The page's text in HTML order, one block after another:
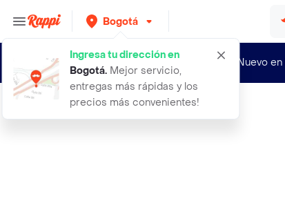
Bogotá
Ingresa tu dirección en
Bogotá. Mejor servicio,
entregas más rápidas y los
precios más convenientes!
¿Nuevo
abrazadera industrial t 520 120 a 1